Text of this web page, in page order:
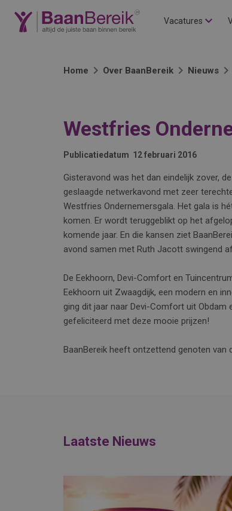
Vacatures
Home Over BaanBereik Nieuws
Westfries
Publicatiedatum 12 februari 2016
Gisteravond was het dan eindelijk zover,
geslaagde netwerkavond met zeer
Westfries Ondernemersgala. Het gala is
komen. Er wordt teruggeblikt op het
komende jaar. En die kansen ziet
avond samen met Ruth Jacott swingend
De Eekhoorn, Devi-Comfort en
Eekhoorn uit Zwaagdijk, een modern en
ging dit jaar naar Devi-Comfort uit Obdam
gefeliciteerd met deze mooie prijzen!
BaanBereik heeft ontzettend genoten van
Laatste Nieuws